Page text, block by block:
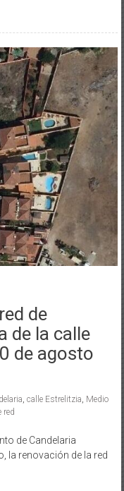
de
de la calle
de agosto
, calle Estrelitzia, Medio
red
de Candelaria
la renovación de la red